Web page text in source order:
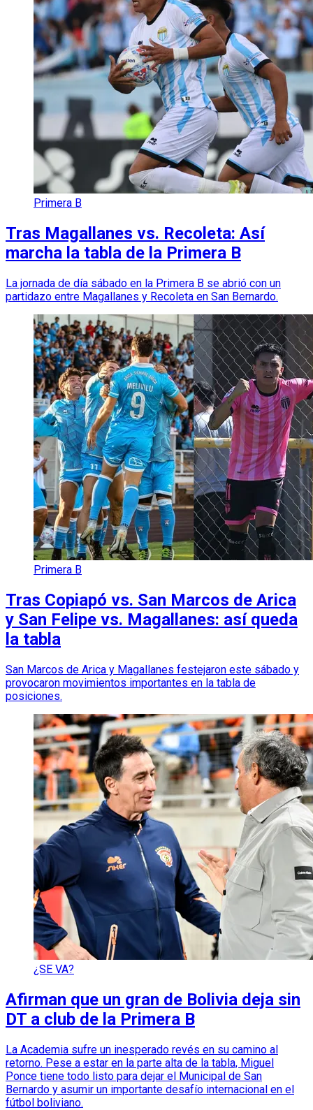
Primera B
Tras Magallanes vs. Recoleta: Así
marcha la tabla de la Primera B
La jornada de día sábado en la Primera B se abrió con un
partidazo entre Magallanes y Recoleta en San Bernardo.
Primera B
Tras Copiapó vs. San Marcos de Arica
y San Felipe vs. Magallanes: así queda
la tabla
San Marcos de Arica y Magallanes festejaron este sábado y
provocaron movimientos importantes en la tabla de
posiciones.
¿SE VA?
Afirman que un gran de Bolivia deja sin
DT a club de la Primera B
La Academia sufre un inesperado revés en su camino al
retorno. Pese a estar en la parte alta de la tabla, Miguel
Ponce tiene todo listo para dejar el Municipal de San
Bernardo y asumir un importante desafío internacional en el
fútbol boliviano.